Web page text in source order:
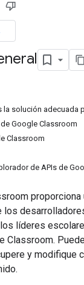
la solución adecuada
Google Classroom
Classroom
de APIs de
los
líderes
Classroom.
y modifique